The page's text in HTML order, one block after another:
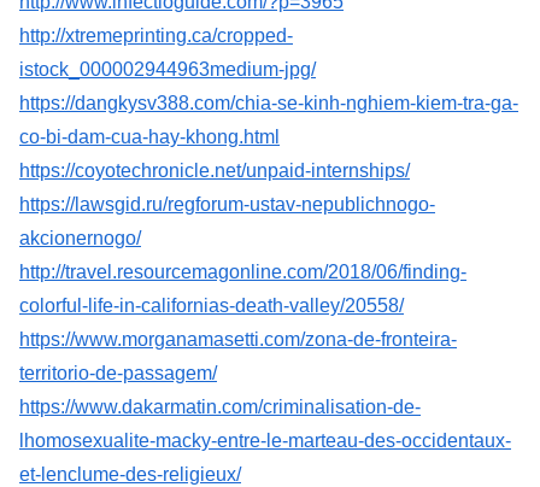
http://xtremeprinting.ca/cropped-
istock_000002944963medium-jpg/
https://dangkysv388.com/chia-se-kinh-nghiem-kiem-tra-ga-
co-bi-dam-cua-hay-khong.html
https://coyotechronicle.net/unpaid-internships/
https://lawsgid.ru/regforum-ustav-nepublichnogo-
akcionernogo/
http://travel.resourcemagonline.com/2018/06/finding-
colorful-life-in-californias-death-valley/20558/
https://www.morganamasetti.com/zona-de-fronteira-
territorio-de-passagem/
https://www.dakarmatin.com/criminalisation-de-
lhomosexualite-macky-entre-le-marteau-des-occidentaux-
et-lenclume-des-religieux/